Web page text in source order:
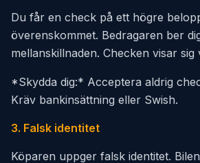
Du får en check på ett högre
överenskommet. Bedragaren ber
mellanskillnaden. Checken visar sig
*Skydda dig:* Acceptera aldrig
Kräv bankinsättning eller Swish.
3. Falsk identitet
Köparen uppger falsk identitet.